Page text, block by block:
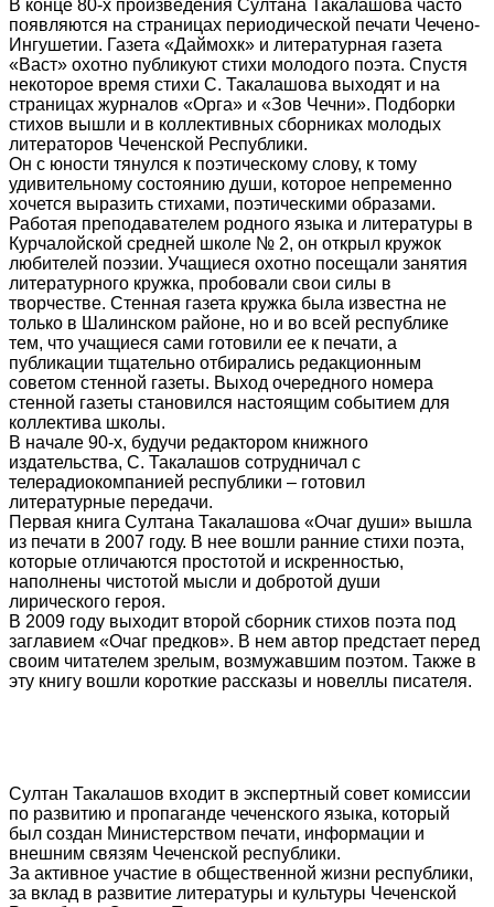
В конце 80-х произведения Султана Такалашова часто
появляются на страницах периодической печати Чечено-
Ингушетии. Газета «Даймохк» и литературная газета
«Васт» охотно публикуют стихи молодого поэта. Спустя
некоторое время стихи С. Такалашова выходят и на
страницах журналов «Орга» и «Зов Чечни». Подборки
стихов вышли и в коллективных сборниках молодых
литераторов Чеченской Республики.
Он с юности тянулся к поэтическому слову, к тому
удивительному состоянию души, которое непременно
хочется выразить стихами, поэтическими образами.
Работая преподавателем родного языка и литературы в
Курчалойской средней школе № 2, он открыл кружок
любителей поэзии. Учащиеся охотно посещали занятия
литературного кружка, пробовали свои силы в
творчестве. Стенная газета кружка была известна не
только в Шалинском районе, но и во всей республике
тем, что учащиеся сами готовили ее к печати, а
публикации тщательно отбирались редакционным
советом стенной газеты. Выход очередного номера
стенной газеты становился настоящим событием для
коллектива школы.
В начале 90-х, будучи редактором книжного
издательства, С. Такалашов сотрудничал с
телерадиокомпанией республики – готовил
литературные передачи.
Первая книга Султана Такалашова «Очаг души» вышла
из печати в 2007 году. В нее вошли ранние стихи поэта,
которые отличаются простотой и искренностью,
наполнены чистотой мысли и добротой души
лирического героя.
В 2009 году выходит второй сборник стихов поэта под
заглавием «Очаг предков». В нем автор предстает перед
своим читателем зрелым, возмужавшим поэтом. Также в
эту книгу вошли короткие рассказы и новеллы писателя.
Султан Такалашов входит в экспертный совет комиссии
по развитию и пропаганде чеченского языка, который
был создан Министерством печати, информации и
внешним связям Чеченской республики.
За активное участие в общественной жизни республики,
за вклад в развитие литературы и культуры Чеченской